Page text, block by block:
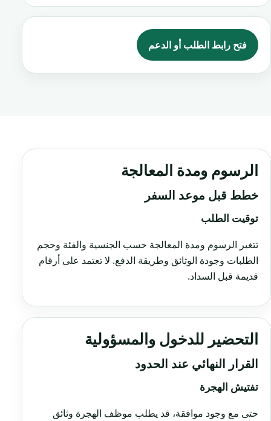
فتح رابط الطلب أو الدعم
الرسوم ومدة المعالجة
خطط قبل موعد السفر
توقيت الطلب
تتغير الرسوم ومدة المعالجة حسب الجنسية والفئة وحجم
الطلبات وجودة الوثائق وطريقة الدفع. لا تعتمد على أرقام
قديمة قبل السداد.
التحضير للدخول والمسؤولية
القرار النهائي عند الحدود
تفتيش الهجرة
حتى مع وجود موافقة، قد يطلب موظف الهجرة وثائق